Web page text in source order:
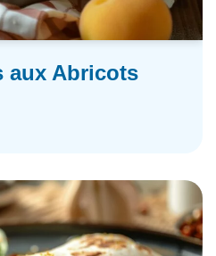
aux Abricots